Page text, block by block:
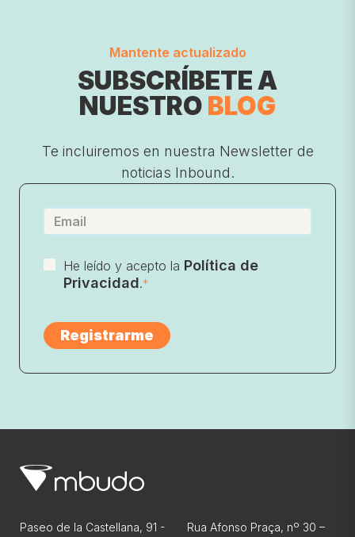
Mantente actualizado
SUBSCRÍBETE A
NUESTRO BLOG
Te incluiremos en nuestra Newsletter de
noticias Inbound.
He leído y acepto la Política de
Privacidad.*
Paseo de la Castellana, 91 -
Rua Afonso Praça, nº 30 –